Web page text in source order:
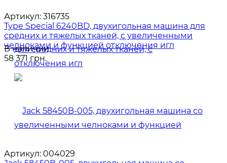
Артикул: 316735
Type Special 6240BD, двухигольная машина для
средних и тяжелых тканей, с увеличенными
челноками и функцией отключения игл
В наличии
58 371 грн.
Артикул: 004029